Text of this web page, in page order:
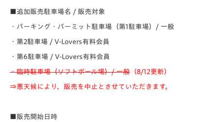
■追加販売駐車場名 / 販売対象
・パーキング・パーミット駐車場（第1駐車場）/ 一般
・第2駐車場 / V-Lovers有料会員
・第6駐車場 / V-Lovers有料会員
・臨時駐車場（ソフトボール場）/ 一般 （8/12更新）
⇒悪天候により、販売を中止とさせていただきます。
■販売開始日時